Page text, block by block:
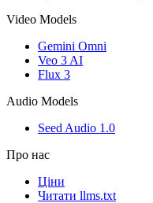
Video Models
Gemini Omni
Veo 3 AI
Flux 3
Audio Models
Seed Audio 1.0
Про нас
Ціни
Читати llms.txt